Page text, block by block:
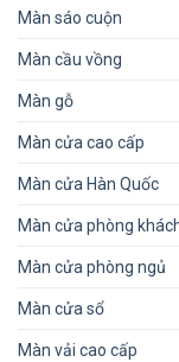
Màn sáo cuộn
Màn cầu vồng
Màn gỗ
Màn cửa cao cấp
Màn cửa Hàn Quốc
Màn cửa phòng
Màn cửa phòng ngủ
Màn cửa sổ
Màn vải cao cấp